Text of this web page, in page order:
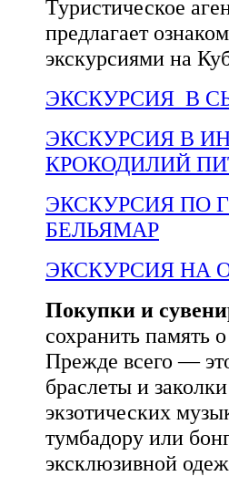
Туристическое
предлагает
экскурсиями на
ЭКСКУРСИЯ В
ЭКСКУРСИЯ В
КРОКОДИЛИЙ
ЭКСКУРСИЯ ПО
БЕЛЬЯМАР
ЭКСКУРСИЯ НА
Покупки и
сохранить память
Прежде всего —
браслеты и
экзотических
тумбадору или
эксклюзивной